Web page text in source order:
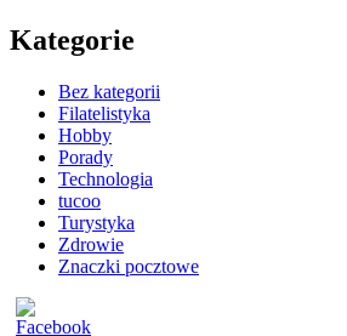
Kategorie
Bez kategorii
Filatelistyka
Hobby
Porady
Technologia
tucoo
Turystyka
Zdrowie
Znaczki pocztowe